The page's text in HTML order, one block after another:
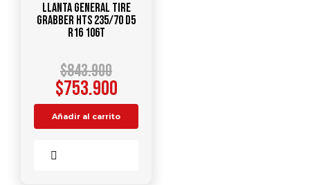
Llanta GENERAL TIRE
Grabber HTS 235/70 D5
R16 106T
$843.900
$753.900
Añadir al carrito